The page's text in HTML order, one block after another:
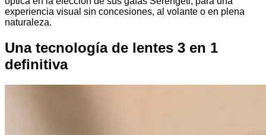
experiencia visual sin concesiones, al volante o en plena
naturaleza.
Una tecnología de lentes 3 en 1
definitiva